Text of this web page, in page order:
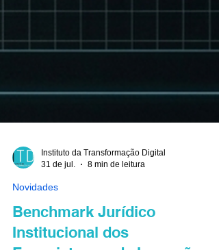
31 de jul.
Novidades
Benchmark Jurídico